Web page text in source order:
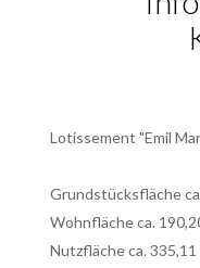
Lotissement "Emil
Grundstücksfläche
Wohnfläche ca.
Nutzfläche ca. 335,11